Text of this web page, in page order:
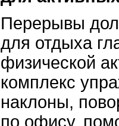
Перерывы
для отдыха
физической
комплекс
наклоны,
по офису,